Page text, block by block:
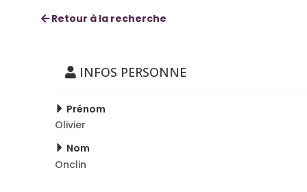
Retour à la recherche
INFOS PERSONNE
Prénom
Olivier
Nom
Onclin